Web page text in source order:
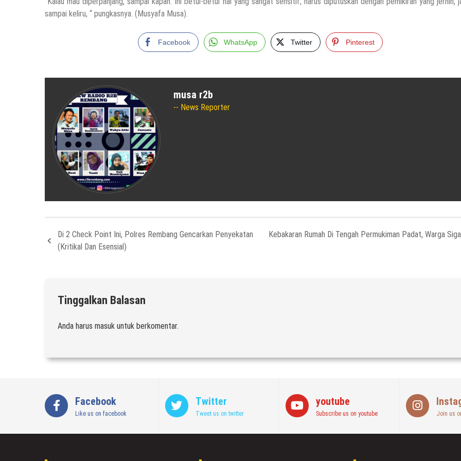
sampai keliru, “ pungkasnya. (Musyafa Musa).
Facebook WhatsApp Twitter Pinterest
musa r2b
News Reporter
Di 2 Check Point Ini, Polres Rembang Gencarkan Penyekatan
(Kritikal Dan Esensial)
Kebakaran Rumah Di Tengah Permukiman Padat, Warga
Tinggalkan Balasan
Anda harus masuk untuk berkomentar.
Facebook
Like us on facebook
Twitter
Tweet us on twitter
youtube
Subscribe us on youtube Join us